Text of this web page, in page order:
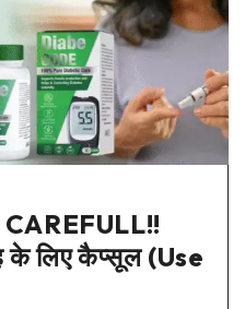
लिए कैप्सूल (Use